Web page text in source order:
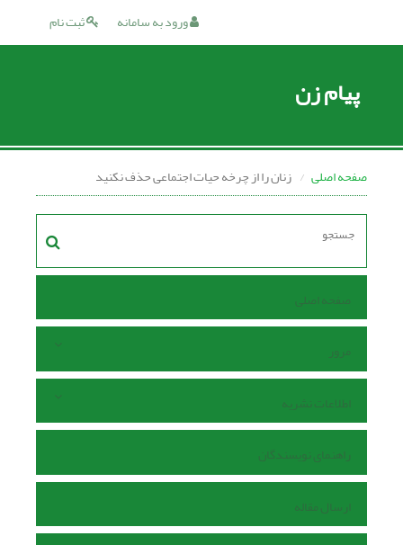
ثبت نام ورود به سامانه
پیام زن
صفحه اصلی زنان را از چرخه حیات اجتماعی حذف نکنید
صفحه اصلی
مرور
اطلاعات نشریه
راهنمای نویسندگان
ارسال مقاله